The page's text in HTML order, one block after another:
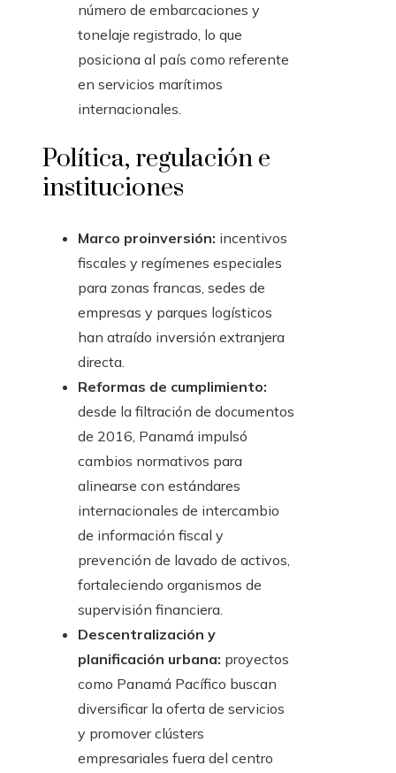
número de embarcaciones y
tonelaje registrado, lo que
posiciona al país como referente
en servicios marítimos
internacionales.
Política, regulación e
instituciones
Marco proinversión: incentivos
fiscales y regímenes especiales
para zonas francas, sedes de
empresas y parques logísticos
han atraído inversión extranjera
directa.
Reformas de cumplimiento:
desde la filtración de documentos
de 2016, Panamá impulsó
cambios normativos para
alinearse con estándares
internacionales de intercambio
de información fiscal y
prevención de lavado de activos,
fortaleciendo organismos de
supervisión financiera.
Descentralización y
planificación urbana: proyectos
como Panamá Pacífico buscan
diversificar la oferta de servicios
y promover clústers
empresariales fuera del centro